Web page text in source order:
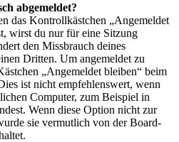
abgemeldet?
das Kontrollkästchen „Angemeldet
wirst du nur für eine Sitzung
den Missbrauch deines
Dritten. Um angemeldet zu
„Angemeldet bleiben“ beim
ist nicht empfehlenswert, wenn
Computer, zum Beispiel in
Wenn diese Option nicht zur
sie vermutlich von der Board-